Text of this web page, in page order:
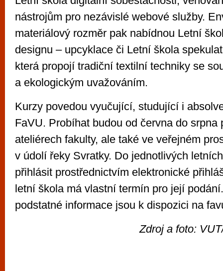
nástrojům pro nezávislé webové služby.
materiálový rozměr pak nabídnou Letní
designu – upcyklace či Letní škola
která propojí tradiční textilní techniky se
a ekologickým uvažováním.
Kurzy povedou vyučující, studující i
FaVU. Probíhat budou od června do srpna
ateliérech fakulty, ale také ve veřejném
v údolí řeky Svratky. Do jednotlivých
přihlásit prostřednictvím elektronické
letní škola má vlastní termín pro její
podstatné informace jsou k dispozici na
Zdroj a foto: